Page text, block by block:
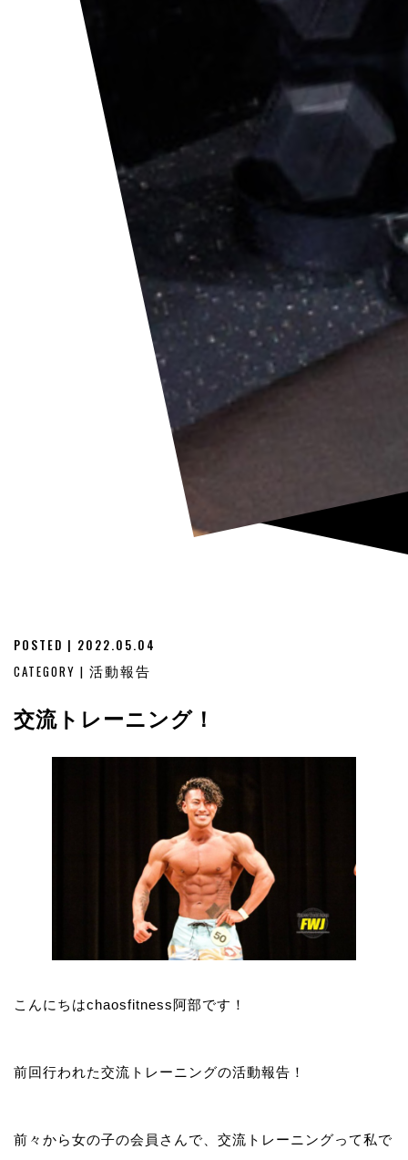
POSTED | 2022.05.04
CATEGORY | 活動報告
交流トレーニング！
こんにちはchaosfitness阿部です！
前回行われた交流トレーニングの活動報告！
前々から女の子の会員さんで、交流トレーニングって私で